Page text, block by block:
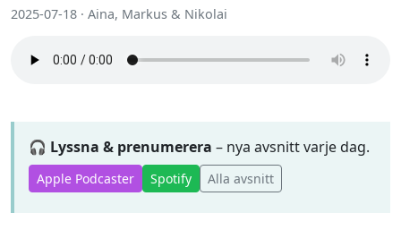
2025-07-18 · Aina, Markus & Nikolai
🎧 Lyssna & prenumerera – nya avsnitt varje dag.
Apple Podcaster Spotify Alla avsnitt